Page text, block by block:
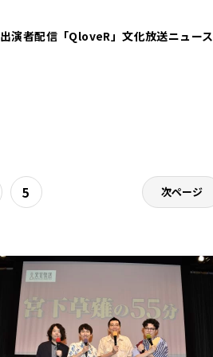
出演者配信「QloveR」文化放送ニュース
5 次ページ